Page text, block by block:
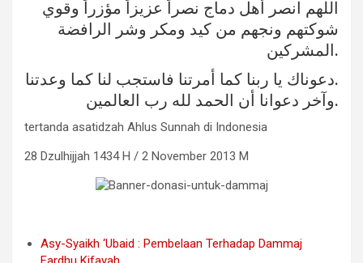
اللهم انصر أهل دماج نصراً عزيزاً مؤزراً وقوي
شوكتهم ونجهم من كيد ومكر وشر الرافضة
المشركين.
دعوناك يا ربنا كما أمرتنا فاستجب لنا كما وعدتنا.
وآخر دعوانا أن الحمد لله رب العالمين.
tertanda asatidzah Ahlus Sunnah di Indonesia
28 Dzulhijjah 1434 H / 2 November 2013 M
Asy-Syaikh ‘Ubaid : Pembelaan Terhadap Dammaj